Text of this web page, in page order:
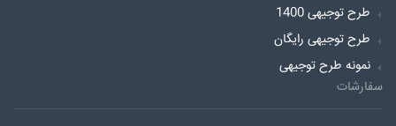
طرح توجیهی 1400
طرح توجیهی رایگان
نمونه طرح توجیهی
سفارشات